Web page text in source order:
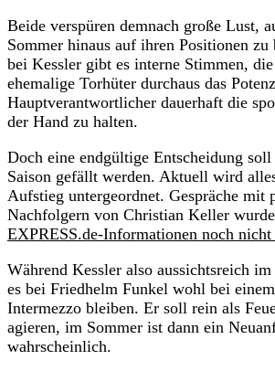
Beide verspüren demnach große Lust,
Sommer hinaus auf ihren Positionen
bei Kessler gibt es interne Stimmen, die
ehemalige Torhüter durchaus das
Hauptverantwortlicher dauerhaft die
der Hand zu halten.
Doch eine endgültige Entscheidung soll
Saison gefällt werden. Aktuell wird
Aufstieg untergeordnet. Gespräche mit
Nachfolgern von Christian Keller
EXPRESS.de-Informationen noch
Während Kessler also aussichtsreich
es bei Friedhelm Funkel wohl bei
Intermezzo bleiben. Er soll rein als
agieren, im Sommer ist dann ein
wahrscheinlich.